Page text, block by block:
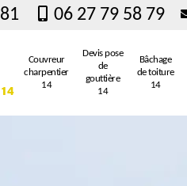
06 27 79 58 79
Couvreur
charpentier
14
Devis pose
de
gouttière
14
Bâchage
de toiture
14